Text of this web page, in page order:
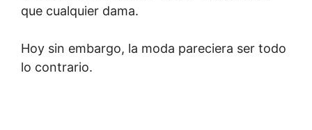
que cualquier dama.
Hoy sin embargo, la moda pareciera ser todo
lo contrario.